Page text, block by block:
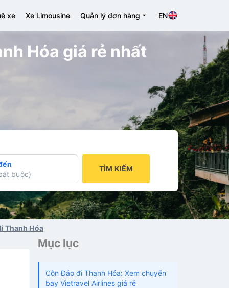
xe Xe Limousine Quản lý đơn hàng EN
Hóa giá rẻ nhất
buộc)
TÌM KIẾM
Thanh Hóa
Mục lục
Côn Đảo đi Thanh Hóa: Xem chuyến
bay Vietravel Airlines giá rẻ